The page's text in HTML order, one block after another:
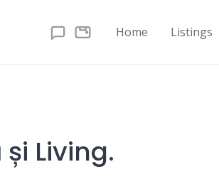
Home Listings
Living.